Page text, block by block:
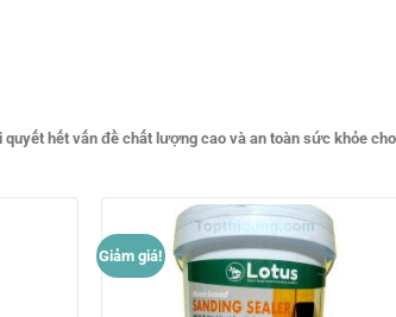
hết vấn đề chất lượng cao và an toàn sức khỏe
Giảm giá!